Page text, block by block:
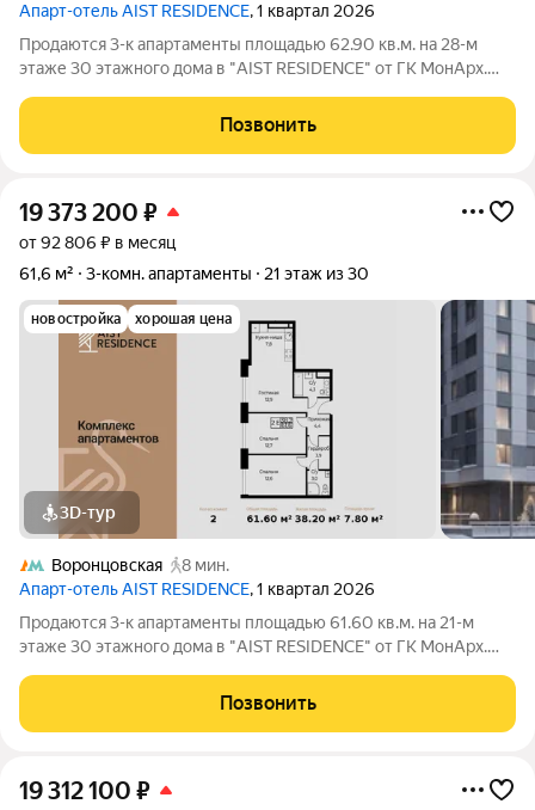
Апарт-отель AIST RESIDENCE, 1 квартал 2026
Продаются 3-к апартаменты площадью 62.90 кв.м. на 28-м
этаже 30 этажного дома в "AIST RESIDENCE" от ГК МонАрх.
стремится к гармонии между динамичной городской жизнью и
отдыхом на природе.
Позвонить
19 373 200 ₽
от 92 806 ₽ в месяц
61,6 м²
3-комн. апартаменты 21 этаж из 30
новостройка хорошая цена
3D-тур
Воронцовская
8 мин.
Апарт-отель AIST RESIDENCE, 1 квартал 2026
Продаются 3-к апартаменты площадью 61.60 кв.м. на 21-м
этаже 30 этажного дома в "AIST RESIDENCE" от ГК МонАрх.
стремится к гармонии между динамичной городской жизнью и
отдыхом на природе.
Позвонить
19 312 100 ₽